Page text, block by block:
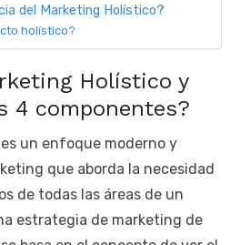
del Marketing Holístico?
holístico?
Holístico y
4 componentes?
un enfoque moderno y
que aborda la necesidad
de todas las áreas de un
estrategia de marketing de